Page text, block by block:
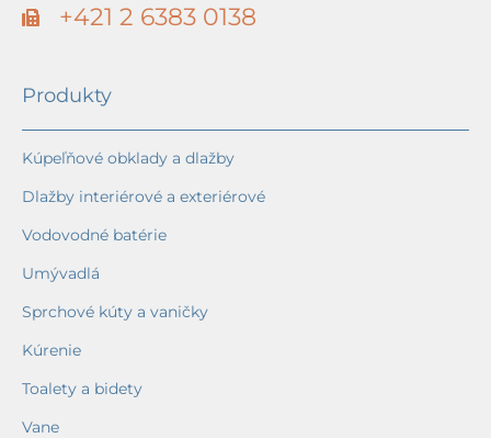
+421 2 6383 0138
Produkty
Kúpeľňové obklady a dlažby
Dlažby interiérové a exteriérové
Vodovodné batérie
Umývadlá
Sprchové kúty a vaničky
Kúrenie
Toalety a bidety
Vane